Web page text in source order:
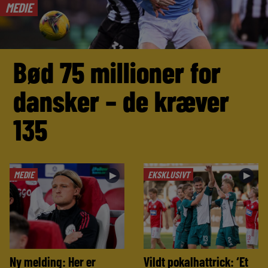
MEDIE
Bød 75 millioner for
dansker – de kræver
135
MEDIE ►
Ny melding: Her er
EKSKLUSIVT ►
Vildt pokalhattrick: ‘Et